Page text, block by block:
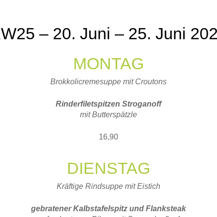
– 20. Juni – 25. Juni
MONTAG
Brokkolicremesuppe mit Croutons
Rinderfiletspitzen Stroganoff
mit Butterspätzle
16,90
DIENSTAG
Kräftige Rindsuppe mit Eistich
gebratener Kalbstafelspitz und Flanksteak